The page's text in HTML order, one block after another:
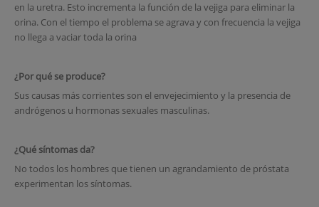
en la uretra. Esto incrementa la función de la vejiga para eliminar la
orina. Con el tiempo el problema se agrava y con frecuencia la vejiga
no llega a vaciar toda la orina
¿Por qué se produce?
Sus causas más corrientes son el envejecimiento y la presencia de
andrógenos u hormonas sexuales masculinas.
¿Qué síntomas da?
No todos los hombres que tienen un agrandamiento de próstata
experimentan los síntomas.